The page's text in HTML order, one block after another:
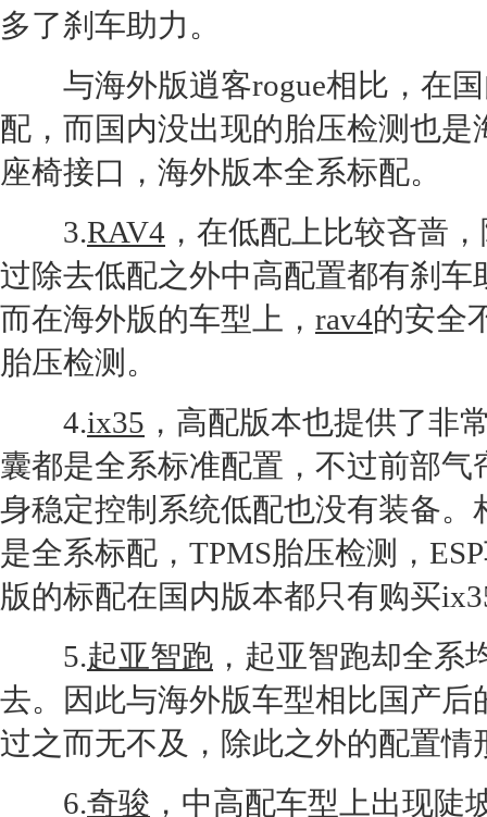
多了刹车助力。
与海外版逍客rogue相比，在
配，而国内没出现的胎压检测也是
座椅接口，海外版本全系标配。
3.RAV4 ，在低配上比较吝啬
过除去低配之外中高配置都有刹
而在海外版的车型上， rav4的安全
胎压检测。
4.ix35 ，高配版本也提供了非
囊都是全系标准配置，不过前部
身稳定控制系统低配也没有装备。
是全系标配，TPMS胎压检测， ES
版的标配在国内版本都只有购买
5.起亚智跑 ， 起亚智跑却全系
去。因此与海外版车型相比国产后
过之而无不及，除此之外的配置情
6.奇骏 ，中高配车型上出现